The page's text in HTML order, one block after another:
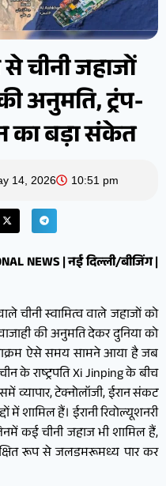
चीनी जहाजों
अनुमति, ट्रंप-
का बड़ा संकेत
14, 2026 10:51 pm
NEWS | नई दिल्ली/बीजिंग |
चीनी स्वामित्व वाले जहाजों को
की अनुमति देकर दुनिया को
ऐसे समय सामने आया है जब
के राष्ट्रपति Xi Jinping के बीच
व्यापार, टेक्नोलॉजी, ईरान संकट
शामिल हैं। ईरानी रिवोल्यूशनरी
कई चीनी जहाज भी शामिल हैं,
रूप से जलडमरूमध्य पार कर